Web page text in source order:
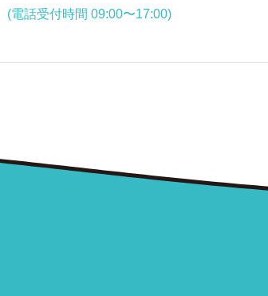
(電話受付時間 09:00〜17:00)